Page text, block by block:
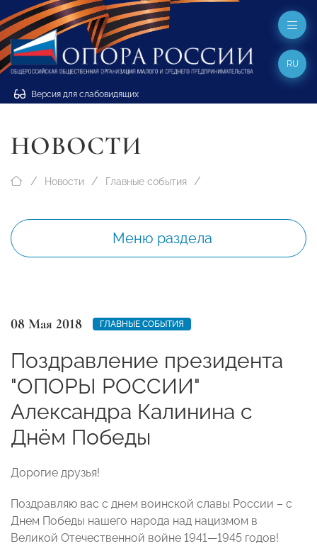
Версия для слабовидящих
RU
НОВОСТИ
Новости Главные события
Меню раздела
08 Мая 2018 ГЛАВНЫЕ СОБЫТИЯ
Поздравление президента
"ОПОРЫ РОССИИ"
Александра Калинина с
Днём Победы
Дорогие друзья!
Поздравляю вас с днем воинской славы России – с
Днем Победы нашего народа над нацизмом в
Великой Отечественной войне 1941—1945 годов!